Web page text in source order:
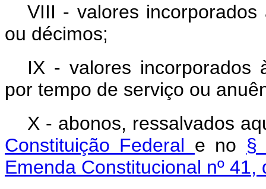
VIII - valores
ou décimos;
IX - valores incorporados
por tempo de serviço ou
X - abonos, ressalvados
Constituição Federal e no §
Emenda Constitucional nº